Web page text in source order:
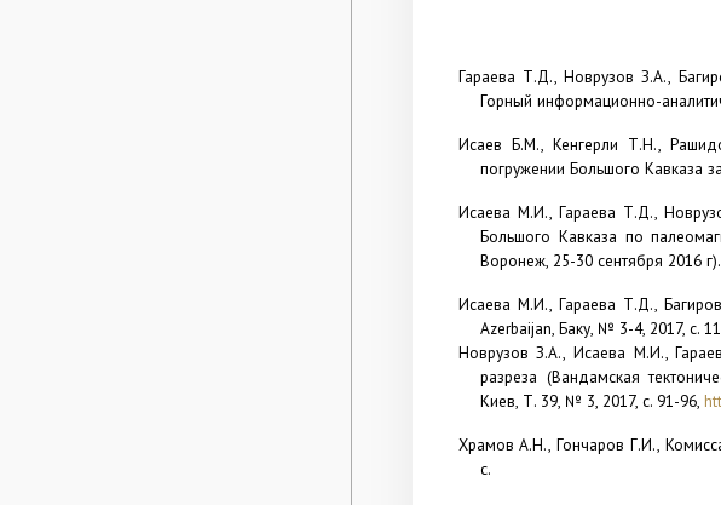
Гараева Т.Д., Новрузов З.А.,
Горный информационно-
Исаев Б.М., Кенгерли Т.Н.,
погружении Большого Кавказа
Исаева М.И., Гараева Т.Д.,
Большого Кавказа по
Воронеж, 25-30 сентября 2016
Исаева М.И., Гараева Т.Д.,
Azerbaijan, Баку, № 3-4, 2017, с.
Новрузов З.А., Исаева М.И.,
разреза (Вандамская
Киев, Т. 39, № 3, 2017, с. 91-96,
Храмов А.Н., Гончаров Г.И.,
с.